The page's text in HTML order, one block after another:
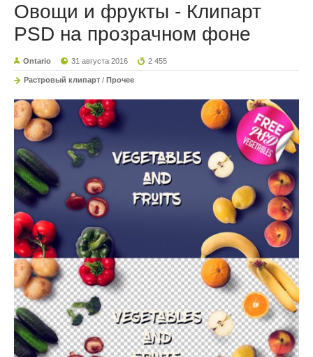
Овощи и фрукты - Клипарт
PSD на прозрачном фоне
Ontario 31 августа 2016 2 455
Растровый клипарт / Прочее